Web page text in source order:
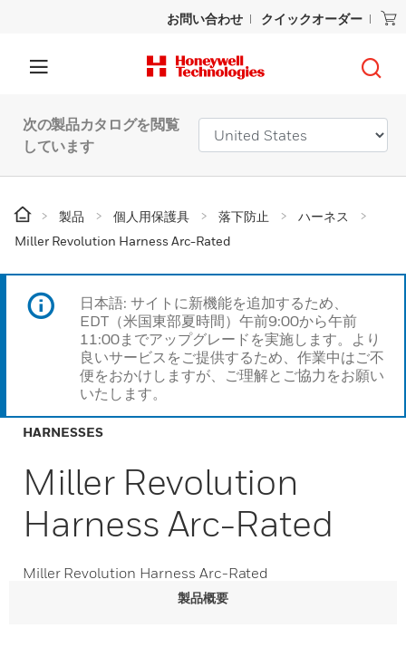
お問い合わせ クイックオーダー
次の製品カタログを閲覧
しています
製品 個人用保護具 落下防止
ハーネス
Miller Revolution Harness Arc-Rated
日本語: サイトに新機能を追加するため、
EDT（米国東部夏時間）午前9:00から午前
11:00までアップグレードを実施します。より
良いサービスをご提供するため、作業中はご不
便をおかけしますが、ご理解とご協力をお願い
いたします。
HARNESSES
Miller Revolution
Harness Arc-Rated
Miller Revolution Harness Arc-Rated
製品概要